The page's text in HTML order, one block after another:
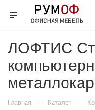
ЛОФТИС
Главная — Каталог —